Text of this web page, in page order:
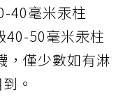
40毫米汞柱
40-50毫米汞柱
，僅少數如有淋
。